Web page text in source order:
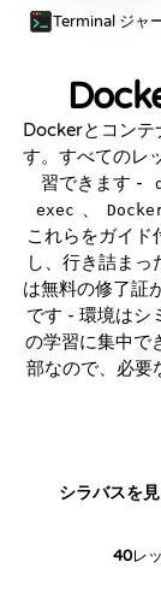
Terminal ジャ
Dockerとコンテ
す。すべてのレ
習できます -
exec
これらをガイド
し、行き詰ま
は無料の修了証
です - 環境はシ
の学習に集中で
部なので、必要
シラバスを
40レ